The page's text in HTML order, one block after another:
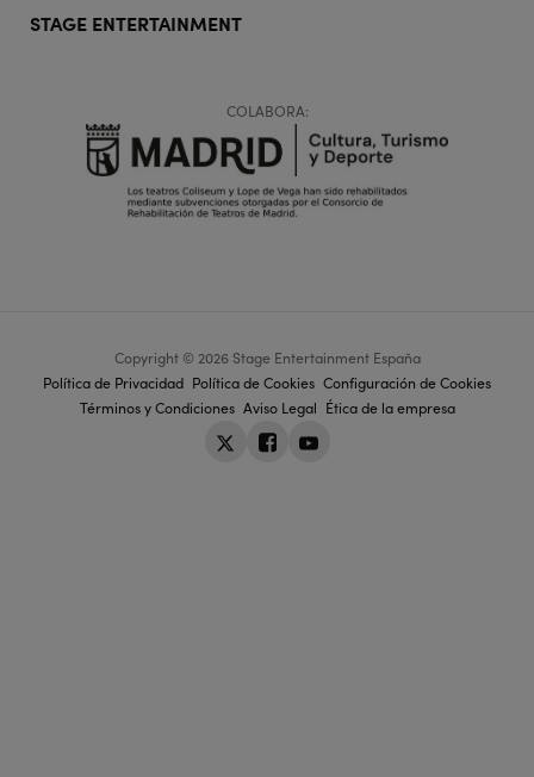
STAGE ENTERTAINMENT
COLABORA:
Copyright © 2026 Stage Entertainment España
Footer
navigation
Política de Privacidad Política de Cookies Configuración de Cookies
Términos y Condiciones Aviso Legal Ética de la empresa
TwitterFacebookYoutube